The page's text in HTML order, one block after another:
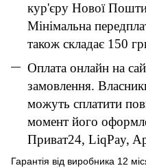
кур'єру Нової Пошти
Мінімальна
також складає 150
Оплата онлайн на
замовлення.
можуть сплатити
момент його
Приват24, LiqPay,
Гарантія від виробника 12